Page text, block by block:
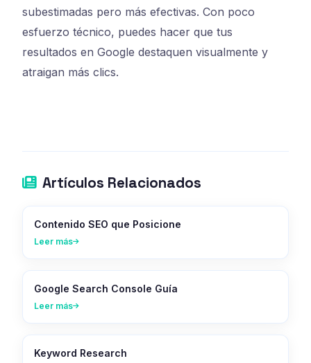
subestimadas pero más efectivas. Con poco
esfuerzo técnico, puedes hacer que tus
resultados en Google destaquen visualmente y
atraigan más clics.
Artículos Relacionados
Contenido SEO que Posicione
Leer más
Google Search Console Guía
Leer más
Keyword Research